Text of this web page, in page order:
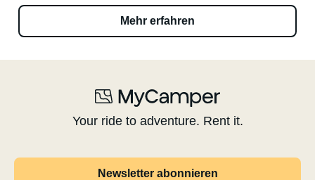
Mehr erfahren
Your ride to adventure. Rent it.
Newsletter abonnieren